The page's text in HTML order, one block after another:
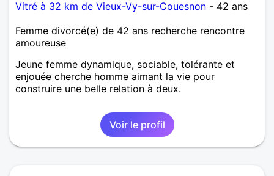
Vitré à 32 km de Vieux-Vy-sur-Couesnon - 42 ans
Femme divorcé(e) de 42 ans recherche rencontre
amoureuse
Jeune femme dynamique, sociable, tolérante et
enjouée cherche homme aimant la vie pour
construire une belle relation à deux.
Voir le profil